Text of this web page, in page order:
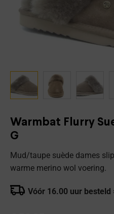
Warmbat Flurry
G
Mud/taupe suède dames
warme merino wol voering.
Vóór 16.00 uur besteld